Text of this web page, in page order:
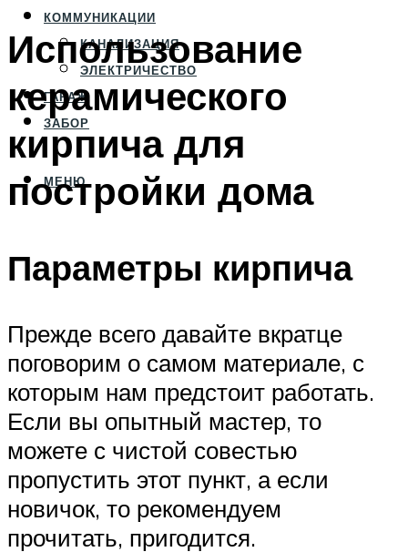
КОММУНИКАЦИИ
КАНАЛИЗАЦИЯ
ЭЛЕКТРИЧЕСТВО
ГАРАЖ
ЗАБОР
МЕНЮ
Использование
керамического
кирпича для
постройки дома
Параметры кирпича
Прежде всего давайте вкратце
поговорим о самом материале, с
которым нам предстоит работать.
Если вы опытный мастер, то
можете с чистой совестью
пропустить этот пункт, а если
новичок, то рекомендуем
прочитать, пригодится.